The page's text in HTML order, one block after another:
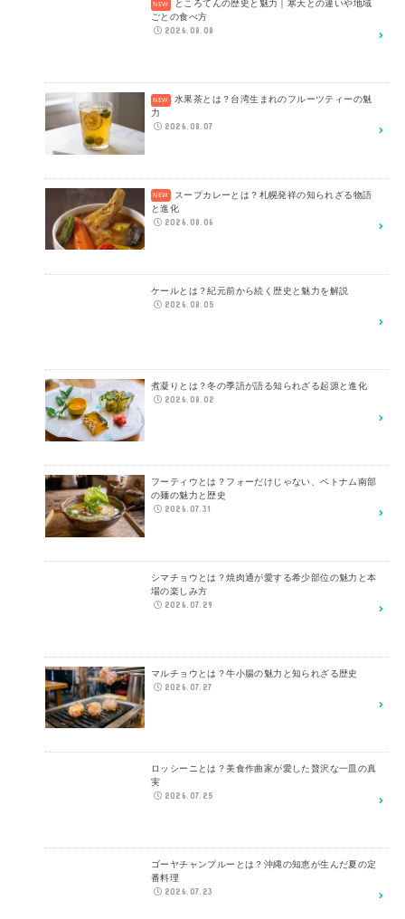
ところてんの歴史と魅力｜寒天との違いや地域
ごとの食べ方
2026.08.08
水果茶とは？台湾生まれのフルーツティーの魅
力
2026.08.07
スープカレーとは？札幌発祥の知られざる物語
と進化
2026.08.06
ケールとは？紀元前から続く歴史と魅力を解説
2026.08.05
煮凝りとは？冬の季語が語る知られざる起源と進化
2026.08.02
フーティウとは？フォーだけじゃない、ベトナム南部
の麺の魅力と歴史
2026.07.31
シマチョウとは？焼肉通が愛する希少部位の魅力と本
場の楽しみ方
2026.07.29
マルチョウとは？牛小腸の魅力と知られざる歴史
2026.07.27
ロッシーニとは？美食作曲家が愛した贅沢な一皿の真
実
2026.07.25
ゴーヤチャンプルーとは？沖縄の知恵が生んだ夏の定
番料理
2026.07.23